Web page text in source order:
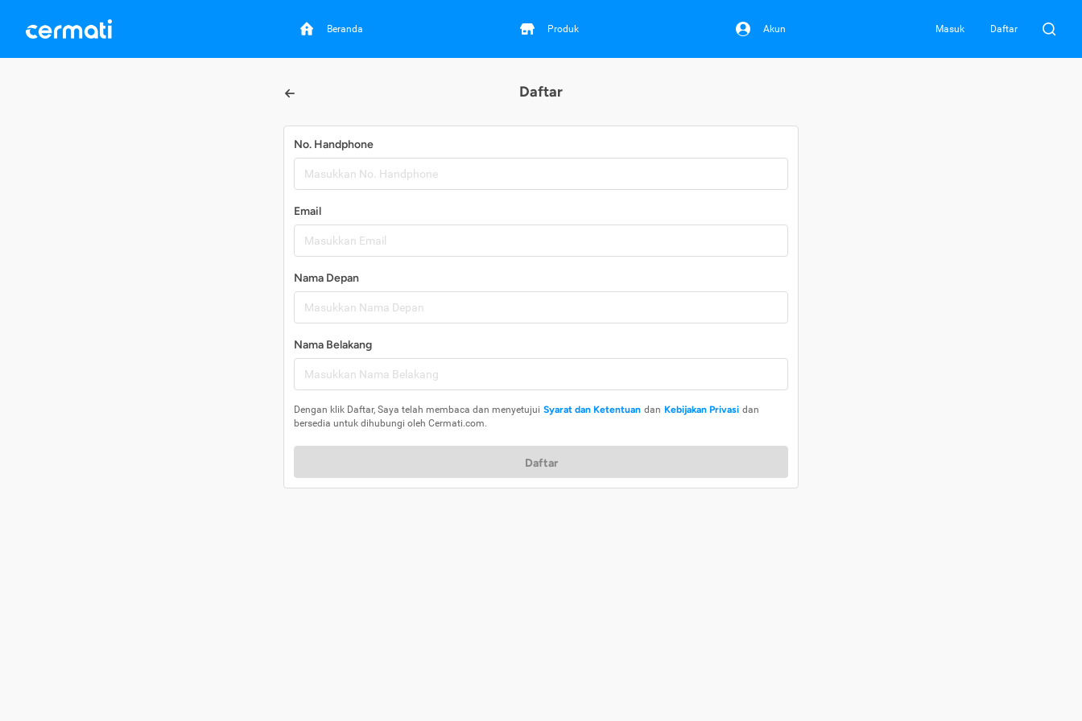
Beranda Produk Akun Masuk Daftar
Daftar
No. Handphone
Email
Nama Depan
Nama Belakang
Dengan klik Daftar, Saya telah membaca dan menyetujui Syarat dan Ketentuan dan Kebijakan Privasi dan
bersedia untuk dihubungi oleh Cermati.com.
Daftar